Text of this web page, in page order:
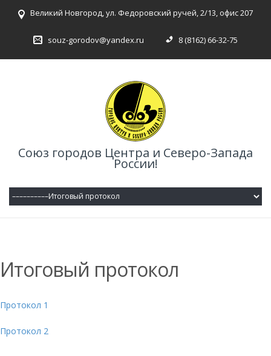
Великий Новгород, ул. Федоровский ручей, 2/13, офис 207
souz-gorodov@yandex.ru 8 (8162) 66-32-75
Союз городов Центра и Северо-Запада
России!
Итоговый протокол
Протокол 1
Протокол 2